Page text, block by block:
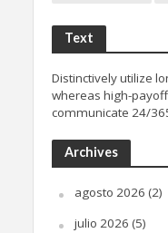
Text
Distinctively utilize
whereas high-
communicate 24/
Archives
agosto 2026 (2)
julio 2026 (5)